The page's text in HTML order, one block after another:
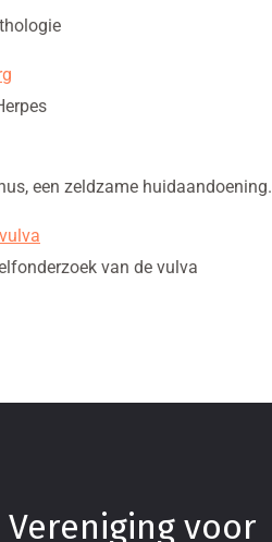
een zeldzame huidaandoening.
van de vulva
voor